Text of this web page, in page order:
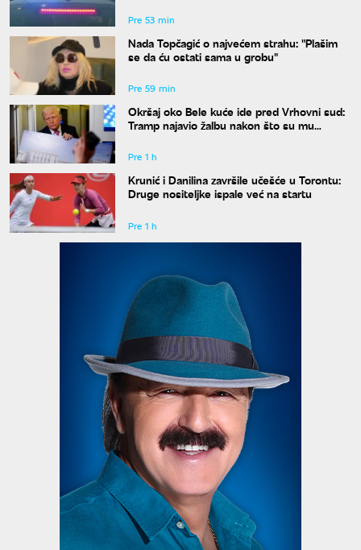
Pre 53 min
Nada Topčagić o najvećem strahu: "Plašim
se da ću ostati sama u grobu"
Pre 59 min
Okršaj oko Bele kuće ide pred Vrhovni sud:
Tramp najavio žalbu nakon što su mu
Pre 1 h
Krunić i Danilina završile učešće u Torontu:
Druge nositeljke ispale već na startu
Pre 1 h